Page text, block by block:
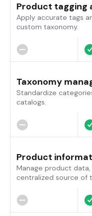
Product tagging
Apply accurate tags
custom taxonomy.
Taxonomy
Standardize
catalogs.
Product
Manage product
centralized source of